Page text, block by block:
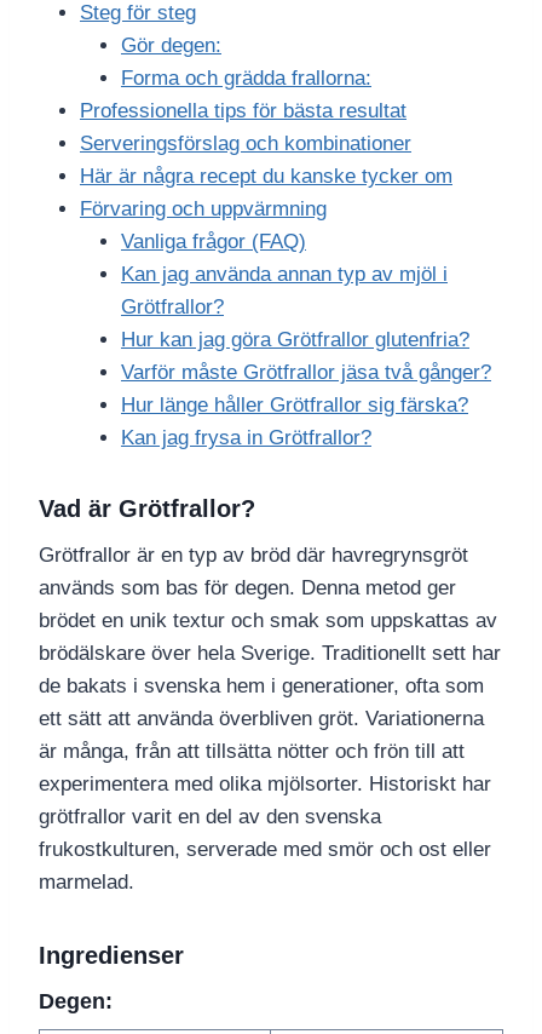
Steg för steg
Gör degen:
Forma och grädda frallorna:
Professionella tips för bästa resultat
Serveringsförslag och kombinationer
Här är några recept du kanske tycker om
Förvaring och uppvärmning
Vanliga frågor (FAQ)
Kan jag använda annan typ av mjöl i
Grötfrallor?
Hur kan jag göra Grötfrallor glutenfria?
Varför måste Grötfrallor jäsa två gånger?
Hur länge håller Grötfrallor sig färska?
Kan jag frysa in Grötfrallor?
Vad är Grötfrallor?
Grötfrallor är en typ av bröd där havregrynsgröt
används som bas för degen. Denna metod ger
brödet en unik textur och smak som uppskattas av
brödälskare över hela Sverige. Traditionellt sett har
de bakats i svenska hem i generationer, ofta som
ett sätt att använda överbliven gröt. Variationerna
är många, från att tillsätta nötter och frön till att
experimentera med olika mjölsorter. Historiskt har
grötfrallor varit en del av den svenska
frukostkulturen, serverade med smör och ost eller
marmelad.
Ingredienser
Degen: